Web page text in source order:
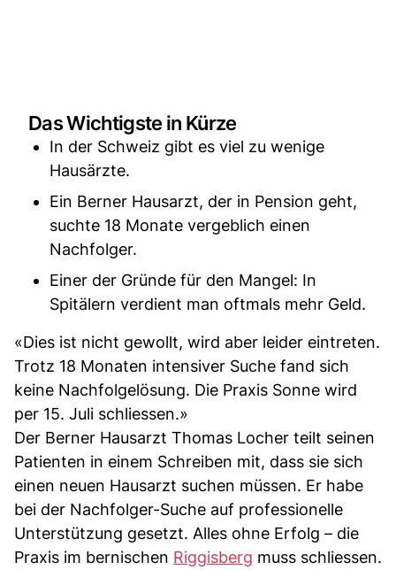
Das Wichtigste in Kürze
In der Schweiz gibt es viel zu wenige
Hausärzte.
Ein Berner Hausarzt, der in Pension geht,
suchte 18 Monate vergeblich einen
Nachfolger.
Einer der Gründe für den Mangel: In
Spitälern verdient man oftmals mehr Geld.
«Dies ist nicht gewollt, wird aber leider eintreten.
Trotz 18 Monaten intensiver Suche fand sich
keine Nachfolgelösung. Die Praxis Sonne wird
per 15. Juli schliessen.»
Der Berner Hausarzt Thomas Locher teilt seinen
Patienten in einem Schreiben mit, dass sie sich
einen neuen Hausarzt suchen müssen. Er habe
bei der Nachfolger-Suche auf professionelle
Unterstützung gesetzt. Alles ohne Erfolg – die
Praxis im bernischen Riggisberg muss schliessen.